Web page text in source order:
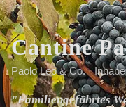
Cantine
Paolo Leo & Co. ·
"Familiengeführtes
"Breites